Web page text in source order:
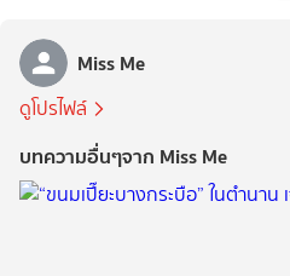
Miss Me
ดูโปรไฟล์
บทความอื่นๆจาก Miss Me